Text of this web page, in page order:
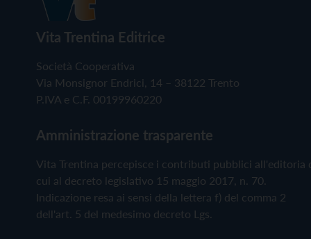
Vita Trentina Editrice
Società Cooperativa
Via Monsignor Endrici, 14 – 38122 Trento
P.IVA e C.F. 00199960220
Amministrazione trasparente
Vita Trentina percepisce i contributi pubblici all'editoria
cui al decreto legislativo 15 maggio 2017, n. 70.
Indicazione resa ai sensi della lettera f) del comma 2
dell'art. 5 del medesimo decreto Lgs.